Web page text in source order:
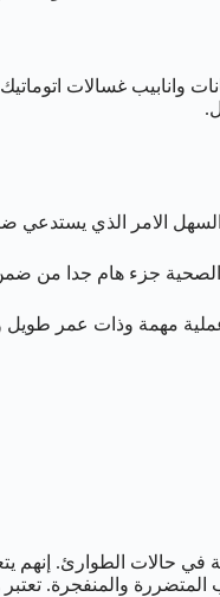
غسالات
السهل الامر الذي يستدعي
الصحية جزء هام جدا من
مهمة وذات عمر طويل
في حالات الطوارئ.
المتضررة والمنفجرة.